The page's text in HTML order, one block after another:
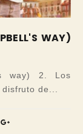
WAY)
way) 2. Los
de...